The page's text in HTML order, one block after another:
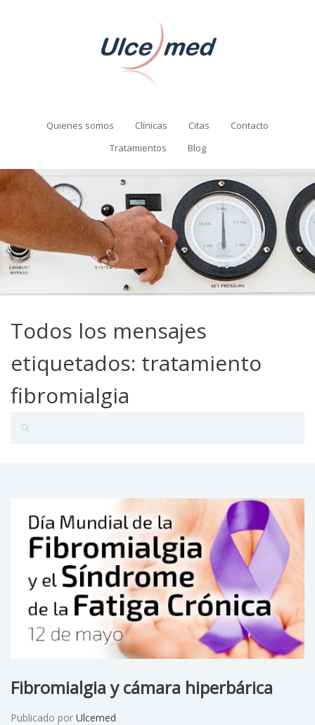
Quienes somos Clínicas Citas
Contacto
Tratamientos
Blog
Todos los mensajes
etiquetados: tratamiento
fibromialgia
Fibromialgia y cámara hiperbárica
Publicado por Ulcemed